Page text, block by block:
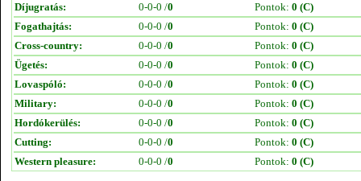
Díjugratás:
0-0-0 /0 Pontok: 0 (C)
Fogathajtás:
0-0-0 /0 Pontok: 0 (C)
Cross-country:
0-0-0 /0 Pontok: 0 (C)
Ügetés:
0-0-0 /0 Pontok: 0 (C)
Lovaspóló:
0-0-0 /0 Pontok: 0 (C)
Military:
0-0-0 /0 Pontok: 0 (C)
Hordókerülés:
0-0-0 /0 Pontok: 0 (C)
Cutting:
0-0-0 /0 Pontok: 0 (C)
Western pleasure:
0-0-0 /0 Pontok: 0 (C)